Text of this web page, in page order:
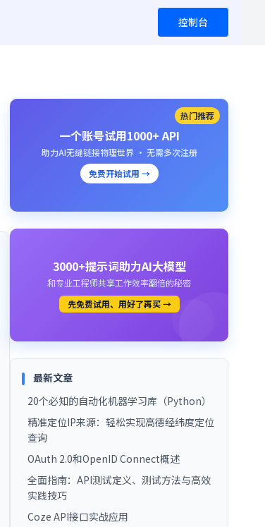
控制台
热门推荐
一个账号试用1000+ API
助力AI无缝链接物理世界 · 无需多次注册
免费开始试用 →
3000+提示词助力AI大模型
和专业工程师共享工作效率翻倍的秘密
先免费试用、用好了再买 →
最新文章
20个必知的自动化机器学习库（Python）
精准定位IP来源：轻松实现高德经纬度定位
查询
OAuth 2.0和OpenID Connect概述
全面指南：API测试定义、测试方法与高效
实践技巧
Coze API接口实战应用